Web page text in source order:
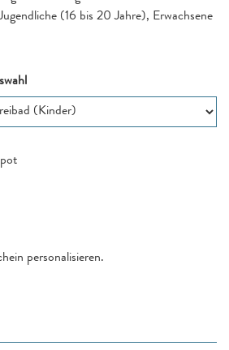
(16 bis 20 Jahre), Erwachsene
personalisieren.